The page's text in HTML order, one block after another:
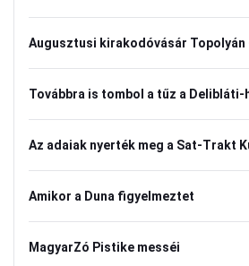
Augusztusi kirakodóvásár Topolyán
Továbbra is tombol a tűz a
Az adaiak nyerték meg a Sat-Trakt
Amikor a Duna figyelmeztet
MagyarZó Pistike messéi